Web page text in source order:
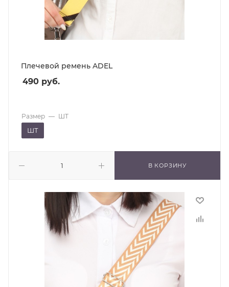
Плечевой ремень ADEL
490 руб.
В КОРЗИНУ
Размер — ШТ
ШТ